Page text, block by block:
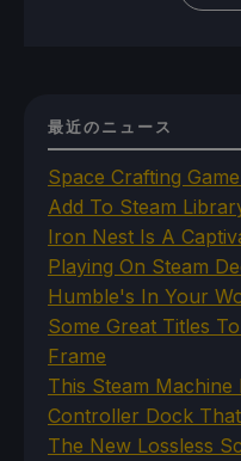
最近のニュース
Space Crafting
Add To Steam
Iron Nest Is A
Playing On Steam
Humble's In Your
Some Great Titles
Frame
This Steam Machine
Controller Dock
The New Lossless